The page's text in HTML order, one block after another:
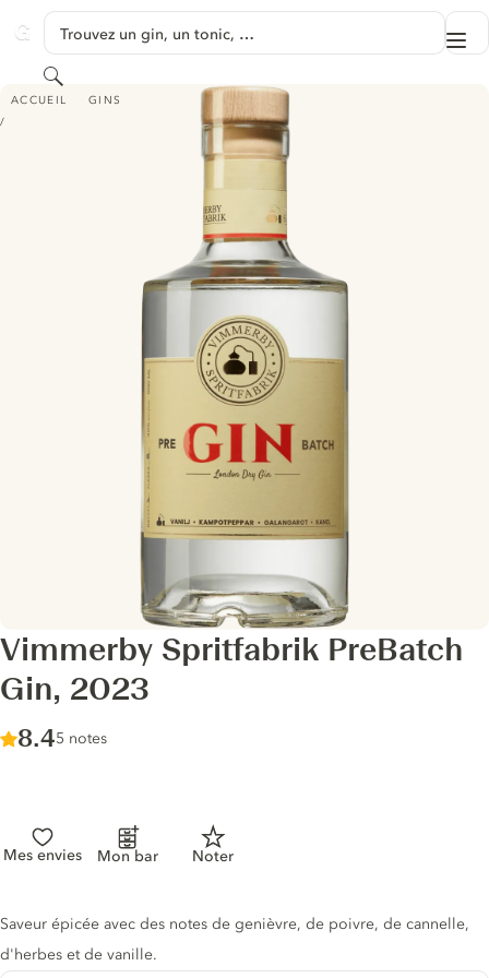
GINVENTORY
Trouvez un gin, un tonic, …
Rechercher
ACCUEIL GINS
VIMMERBY SPRITFABRIK PREBATCH GIN, 2023
Vimmerby Spritfabrik PreBatch
Gin, 2023
Score :
8.4/ 10
5 notes
Mes envies Mon bar Noter
Description du gin
Saveur épicée avec des notes de genièvre, de poivre, de cannelle,
d'herbes et de vanille.